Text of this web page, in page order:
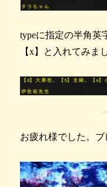
typeに指定の半角英
【x】と入れてみま
お疲れ様でした。ブ